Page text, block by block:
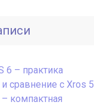
6 – практика
сравнение с Xros 5
– компактная